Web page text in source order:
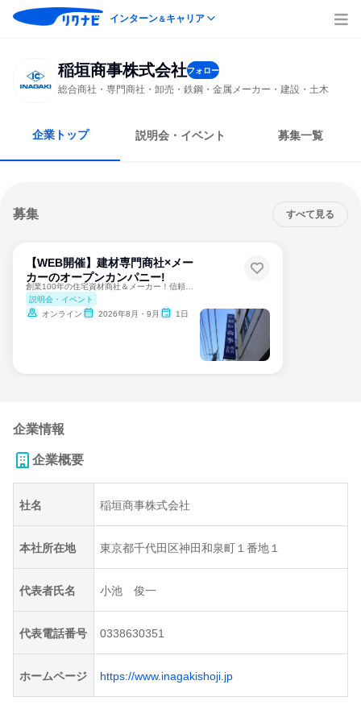
インターン＆キャリア
稲垣商事株式会社フォロー
総合商社・専門商社・卸売・鉄鋼・金属メーカー・建設・土木
企業トップ 説明会・イベント 募集一覧
募集 すべて見る
【WEB開催】建材専門商社×メー
カーのオープンカンパニー!
説明会・イベント
オンライン
2026年8月・9月 1日
企業情報
企業概要
社名 稲垣商事株式会社
本社所在地 東京都千代田区神田和泉町１番地１
代表者氏名 小池 俊一
代表電話番号 0338630351
ホームページ https://www.inagakishoji.jp